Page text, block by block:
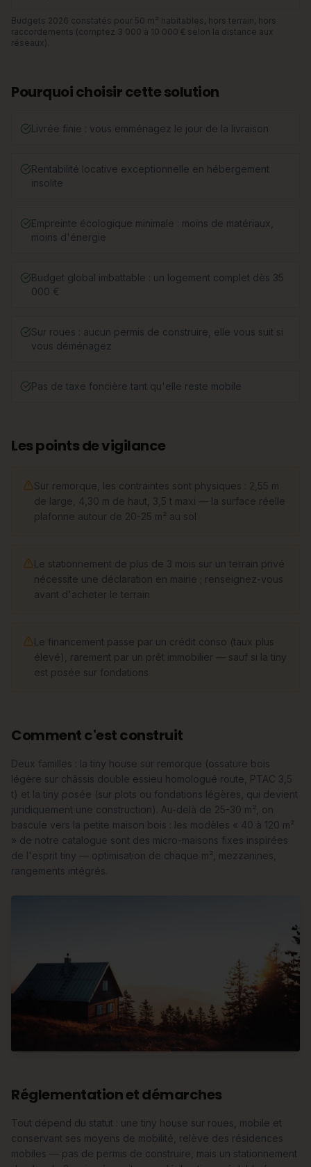
Budgets 2026 constatés pour 50 m² habitables, hors terrain, hors
raccordements (comptez 3 000 à 10 000 € selon la distance aux
réseaux).
Pourquoi choisir cette solution
Livrée finie : vous emménagez le jour de la livraison
Rentabilité locative exceptionnelle en hébergement
insolite
Empreinte écologique minimale : moins de matériaux,
moins d'énergie
Budget global imbattable : un logement complet dès 35
000 €
Sur roues : aucun permis de construire, elle vous suit si
vous déménagez
Pas de taxe foncière tant qu'elle reste mobile
Les points de vigilance
Sur remorque, les contraintes sont physiques : 2,55 m
de large, 4,30 m de haut, 3,5 t maxi — la surface réelle
plafonne autour de 20-25 m² au sol
Le stationnement de plus de 3 mois sur un terrain privé
nécessite une déclaration en mairie ; renseignez-vous
avant d'acheter le terrain
Le financement passe par un crédit conso (taux plus
élevé), rarement par un prêt immobilier — sauf si la tiny
est posée sur fondations
Comment c'est construit
Deux familles : la tiny house sur remorque (ossature bois
légère sur châssis double essieu homologué route, PTAC 3,5
t) et la tiny posée (sur plots ou fondations légères, qui devient
juridiquement une construction). Au-delà de 25-30 m², on
bascule vers la petite maison bois : les modèles « 40 à 120 m²
» de notre catalogue sont des micro-maisons fixes inspirées
de l'esprit tiny — optimisation de chaque m², mezzanines,
rangements intégrés.
Réglementation et démarches
Tout dépend du statut : une tiny house sur roues, mobile et
conservant ses moyens de mobilité, relève des résidences
mobiles — pas de permis de construire, mais un stationnement